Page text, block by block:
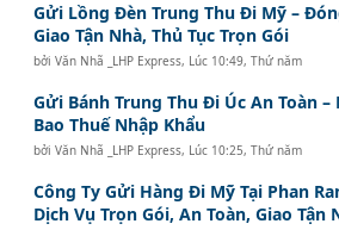
Gửi Lồng Đèn Trung Thu Đi Mỹ –
Giao Tận Nhà, Thủ Tục Trọn Gói
bởiVăn Nhã _LHP Express, Lúc 10:49, Thứ năm
Gửi Bánh Trung Thu Đi Úc An Toàn –
Bao Thuế Nhập Khẩu
bởiVăn Nhã _LHP Express, Lúc 10:25, Thứ năm
Công Ty Gửi Hàng Đi Mỹ Tại Phan
Dịch Vụ Trọn Gói, An Toàn, Giao